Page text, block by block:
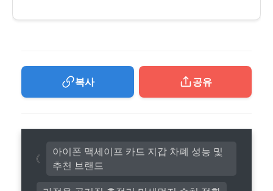
복사 공유
아이폰 맥세이프 카드 지갑 차폐 성능 및
추천 브랜드